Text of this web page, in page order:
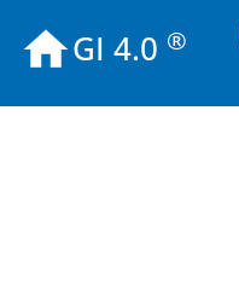
GI 4.0 ®